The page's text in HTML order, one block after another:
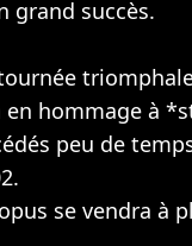
grand succès.
en hommage à
peu de
se vendra à